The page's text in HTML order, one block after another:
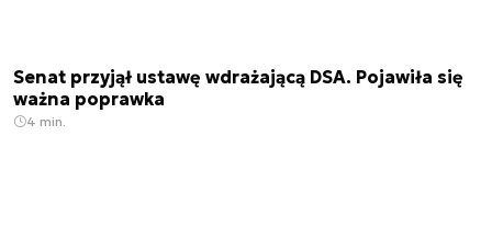
Senat przyjął ustawę wdrażającą DSA. Pojawiła się
ważna poprawka
4 min.